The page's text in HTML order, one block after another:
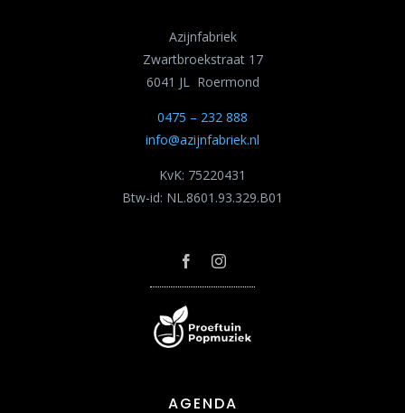
AGENDA
Azijnfabriek
Zwartbroekstraat 17
6041 JL Roermond
0475 – 232 888
info@azijnfabriek.nl
KvK: 75220431
Btw-id: NL.8601.93.329.B01